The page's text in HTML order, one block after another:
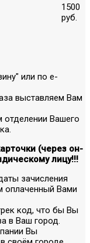
1500
руб.
или по е-
выставляем Вам
отделении Вашего
(через он-
лицу!!!
зачисления
оплаченный Вами
код, что бы Вы
в Ваш город.
Вы